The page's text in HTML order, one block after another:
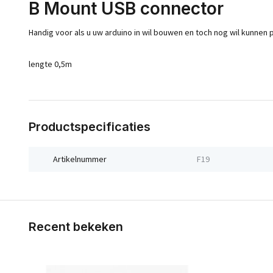
B Mount USB connector
Handig voor als u uw arduino in wil bouwen en toch nog wil
lengte 0,5m
Productspecificaties
Artikelnummer F19
Recent bekeken